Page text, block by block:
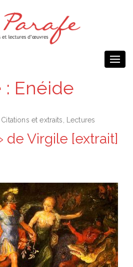
: Enéide
Citations et extraits Lectures
de Virgile [extrait]